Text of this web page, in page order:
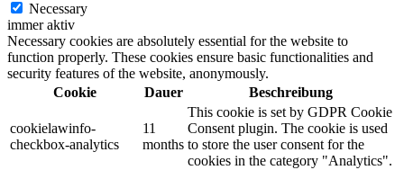
Necessary
immer aktiv
Necessary cookies are absolutely essential for the website to
function properly. These cookies ensure basic functionalities and
security features of the website, anonymously.
Cookie
Dauer Beschreibung
cookielawinfo-
checkbox-analytics
11
months
This cookie is set by GDPR Cookie
Consent plugin. The cookie is used
to store the user consent for the
cookies in the category "Analytics".